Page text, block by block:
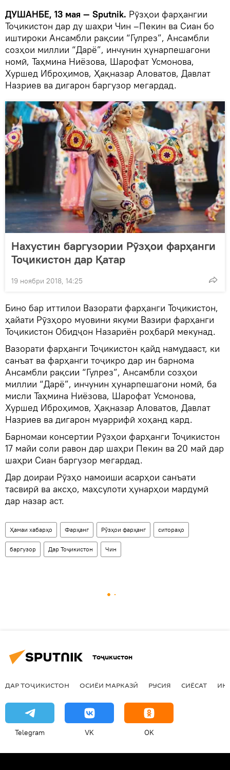
ДУШАНБЕ, 13 мая — Sputnik. Рӯзҳои фарҳангии
Тоҷикистон дар ду шаҳри Чин –Пекин ва Сиан бо
иштироки Ансамбли рақсии “Гулрез”, Ансамбли
созҳои миллии “Дарё”, инчунин ҳунарпешагони
номӣ, Таҳмина Ниёзова, Шарофат Усмонова,
Хуршед Иброҳимов, Ҳақназар Аловатов, Давлат
Назриев ва дигарон баргузор мегардад.
Нахустин баргузории Рӯзҳои фарҳанги
Тоҷикистон дар Қатар
19 ноябри 2018, 14:25
Бино бар иттилои Вазорати фарҳанги Тоҷикистон,
ҳайати Рӯзҳоро муовини якуми Вазири фарҳанги
Тоҷикистон Обидҷон Назариён роҳбарӣ мекунад.
Вазорати фарҳанги Тоҷикистон қайд намудааст, ки
санъат ва фарҳанги тоҷикро дар ин барнома
Ансамбли рақсии “Гулрез”, Ансамбли созҳои
миллии “Дарё”, инчунин ҳунарпешагони номӣ, ба
мисли Таҳмина Ниёзова, Шарофат Усмонова,
Хуршед Иброҳимов, Ҳақназар Аловатов, Давлат
Назриев ва дигарон муаррифӣ хоҳанд кард.
Барномаи консертии Рӯзҳои фарҳанги Тоҷикистон
17 майи соли равон дар шаҳри Пекин ва 20 май дар
шаҳри Сиан баргузор мегардад.
Дар доираи Рӯзҳо намоиши асарҳои санъати
тасвирӣ ва аксҳо, маҳсулоти ҳунарҳои мардумӣ
дар назар аст.
Ҳамаи хабарҳо Фарҳанг Рӯзҳои фарҳанг ситораҳо
баргузор Дар Тоҷикистон Чин
Тоҷикистон
ДАР ТОҶИКИСТОН ОСИЁИ МАРКАЗӢ РУСИЯ СИЁСАТ
Telegram VK OK